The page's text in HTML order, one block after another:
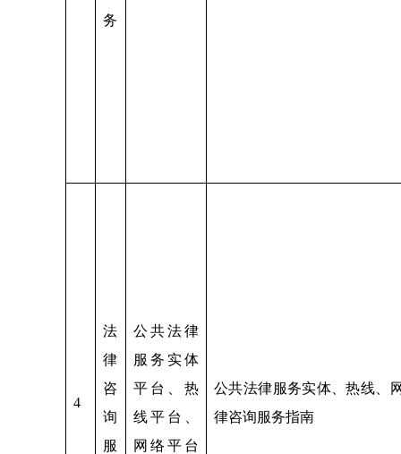
务
4
法
律
咨
询
服
公共法律
服务实体
平台、热
线平台、
网络平台
公共法律服务实体、热线、
律咨询服务指南